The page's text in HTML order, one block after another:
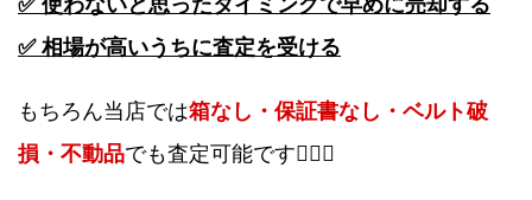
✅ 使わないと思ったタイミングで早めに売却する
✅ 相場が高いうちに査定を受ける
もちろん当店では箱なし・保証書なし・ベルト破
損・不動品でも査定可能です🙆‍♂️✨